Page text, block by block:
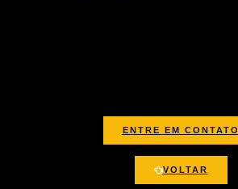
ENTRE EM CONTATO
VOLTAR